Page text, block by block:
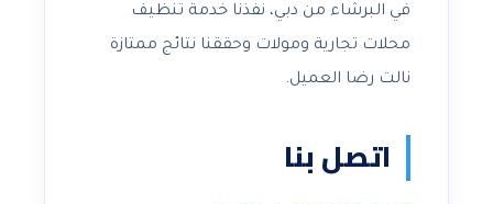
في البرشاء من دبي، نفذنا خدمة تنظيف
محلات تجارية ومولات وحققنا نتائج ممتازة
نالت رضا العميل.
اتصل بنا